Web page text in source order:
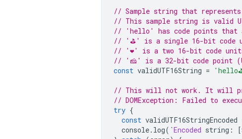
// Sample string that
// This sample string is valid
// 'hello' has code points that
// '⛳' is a single 16-bit code
// '❤️' is a two 16-bit code units,
// '🧀' is a 32-bit code point
const validUTF16String =
// This will not work. It will
// DOMException: Failed to
try {
const validUTF16StringEncoded
console. log(`Encoded string : [